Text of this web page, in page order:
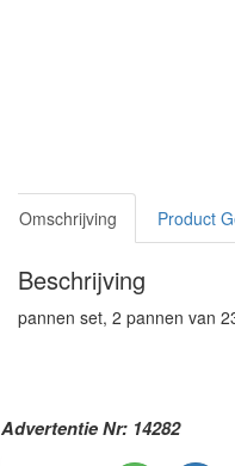
Omschrijving Product
Beschrijving
pannen set, 2 pannen van
Advertentie Nr: 14282